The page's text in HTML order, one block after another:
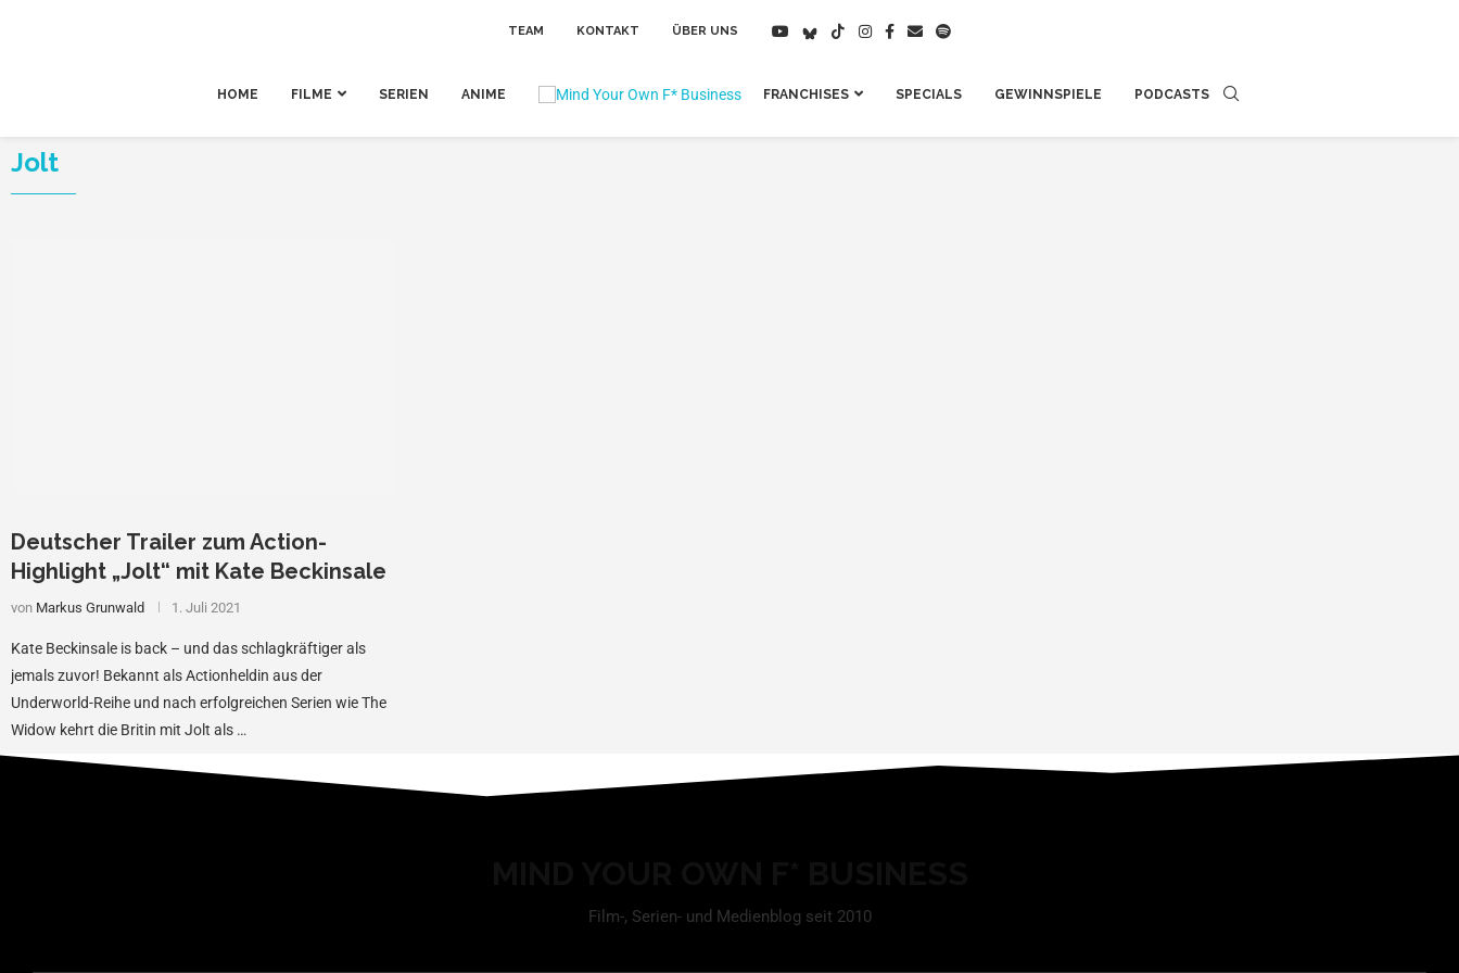
TEAM KONTAKT ÜBER UNS
HOME FILME SERIEN ANIME FRANCHISES SPECIALS GEWINNSPIELE PODCASTS
Jolt
Deutscher Trailer zum Action-
Highlight „Jolt“ mit Kate Beckinsale
von Markus Grunwald 1. Juli 2021
Kate Beckinsale is back – und das schlagkräftiger als
jemals zuvor! Bekannt als Actionheldin aus der
Underworld-Reihe und nach erfolgreichen Serien wie The
Widow kehrt die Britin mit Jolt als …
Film-, Serien- und Medienblog seit 2010